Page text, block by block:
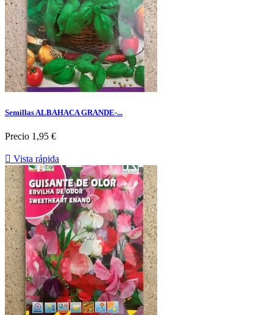
Semillas ALBAHACA GRANDE-...
Precio 1,95 €
 Vista rápida